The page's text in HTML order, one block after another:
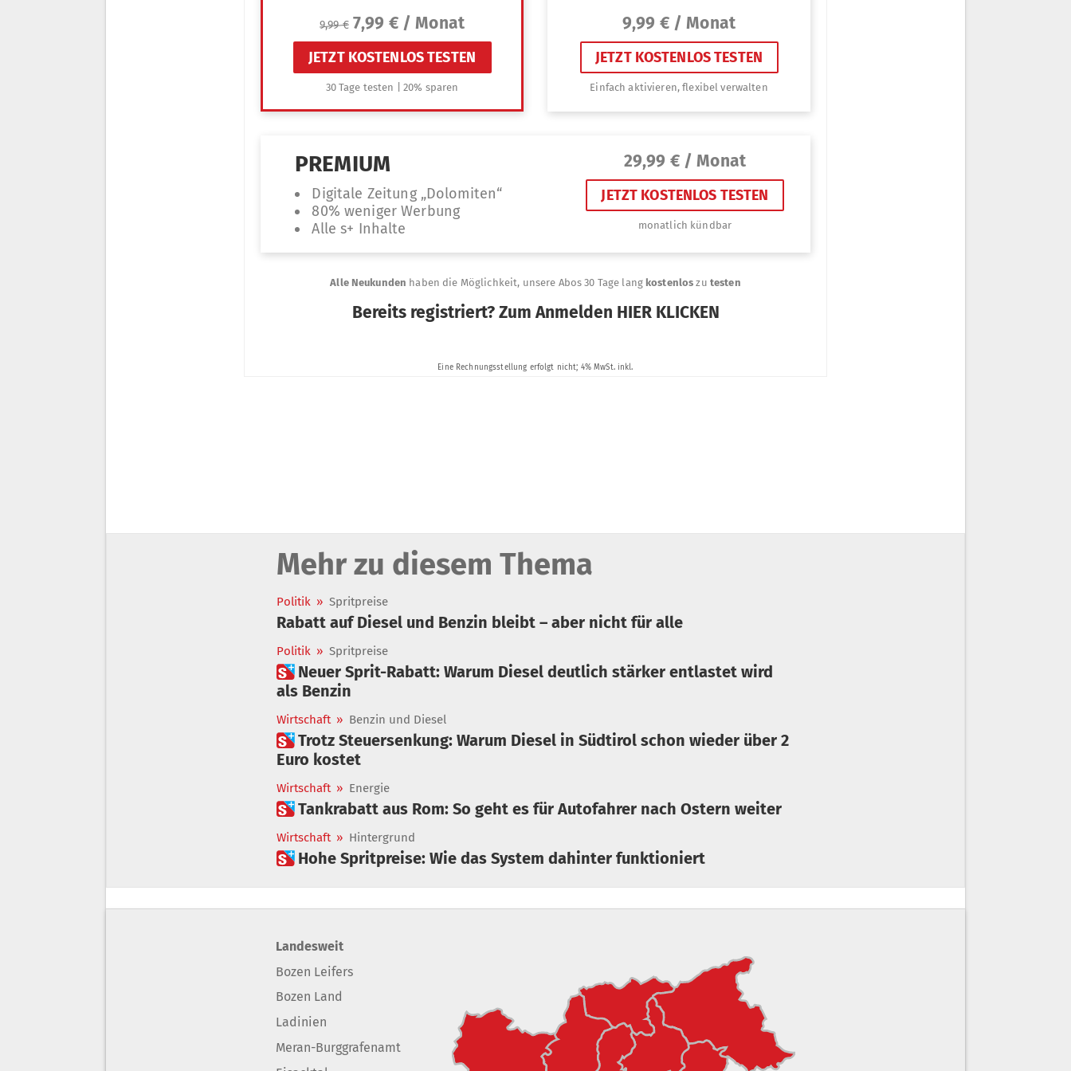
Mehr zu diesem Thema
Politik » Spritpreise
Rabatt auf Diesel und Benzin bleibt – aber nicht für alle
Politik » Spritpreise
 Neuer Sprit-Rabatt: Warum Diesel deutlich stärker entlastet wird
als Benzin
Wirtschaft » Benzin und Diesel
 Trotz Steuersenkung: Warum Diesel in Südtirol schon wieder über 2
Euro kostet
Wirtschaft » Energie
 Tankrabatt aus Rom: So geht es für Autofahrer nach Ostern weiter
Wirtschaft » Hintergrund
 Hohe Spritpreise: Wie das System dahinter funktioniert
Landesweit
Bozen Leifers
Bozen Land
Ladinien
Meran-Burggrafenamt